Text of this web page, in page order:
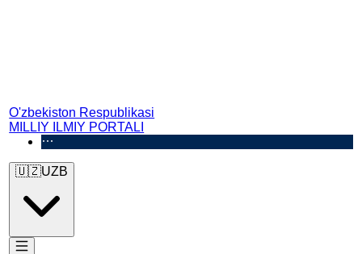
O'zbekiston Respublikasi
MILLIY ILMIY PORTALI
🇺🇿UZB